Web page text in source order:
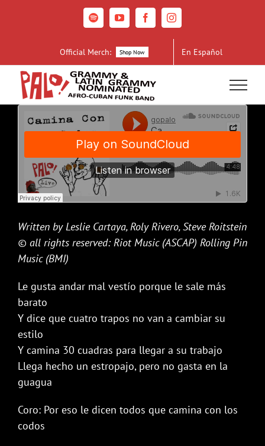
SpotifyYouTubeFacebookInstagram
Official Merch: Shop Now En Español
Written by Leslie Cartaya, Roly Rivero, Steve Roitstein
© all rights reserved: Riot Music (ASCAP) Rolling Pin
Music (BMI)
Le gusta andar mal vestío porque le sale más
barato
Y dice que cuatro trapos no van a cambiar su
estilo
Y camina 30 cuadras para llegar a su trabajo
Llega hecho un estropajo, pero no gasta en la
guagua
Coro: Por eso le dicen todos que camina con los
codos